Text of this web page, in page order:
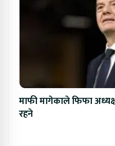
माफी मागेकाले फिफा
रहने